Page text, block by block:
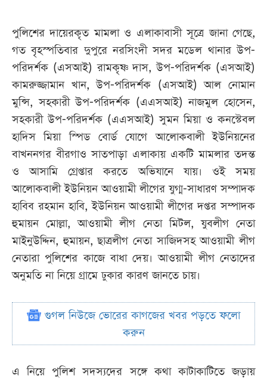
পুলিশের দায়েরকৃত মামলা ও এলাকাবাসী সূত্রে জানা গেছে,
গত বৃহস্পতিবার দুপুরে নরসিংদী সদর মডেল থানার উপ-
পরিদর্শক (এসআই) রামকৃষ্ণ দাস, উপ-পরিদর্শক (এসআই)
কামরুজ্জামান খান, উপ-পরিদর্শক (এসআই) আল নোমান
মুন্সি, সহকারী উপ-পরিদর্শক (এএসআই) নাজমুল হোসেন,
সহকারী উপ-পরিদর্শক (এএসআই) সুমন মিয়া ও কনস্টেবল
হাদিস মিয়া স্পিড বোর্ড যোগে আলোকবালী ইউনিয়নের
বাখননগর বীরগাও সাতপাড়া এলাকায় একটি মামলার তদন্ত
ও আসামি গ্রেপ্তার করতে অভিযানে যায়। ওই সময়
আলোকবালী ইউনিয়ন আওয়ামী লীগের যুগ্ম-সাধারণ সম্পাদক
হাবিব রহমান হাবি, ইউনিয়ন আওয়ামী লীগের দপ্তর সম্পাদক
হুমায়ন মোল্লা, আওয়ামী লীগ নেতা মিটল, যুবলীগ নেতা
মাইনুউদ্দিন, হুমায়ন, ছাত্রলীগ নেতা সাজিদসহ আওয়ামী লীগ
নেতারা পুলিশের কাজে বাধা দেয়। আওয়ামী লীগ নেতাদের
অনুমতি না নিয়ে গ্রামে ঢুকার কারণ জানতে চায়।
গুগল নিউজে ভোরের কাগজের খবর পড়তে ফলো
করুন
এ নিয়ে পুলিশ সদস্যদের সঙ্গে কথা কাটাকাটিতে জড়ায়